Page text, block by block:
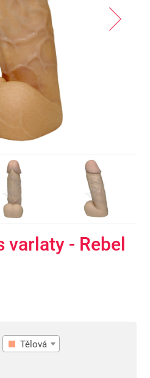
varlaty - Rebel
Tělová